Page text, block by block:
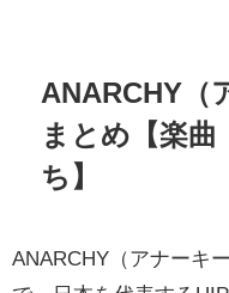
ANARCHY（
まとめ【楽曲
ち】
ANARCHY（アナーキ